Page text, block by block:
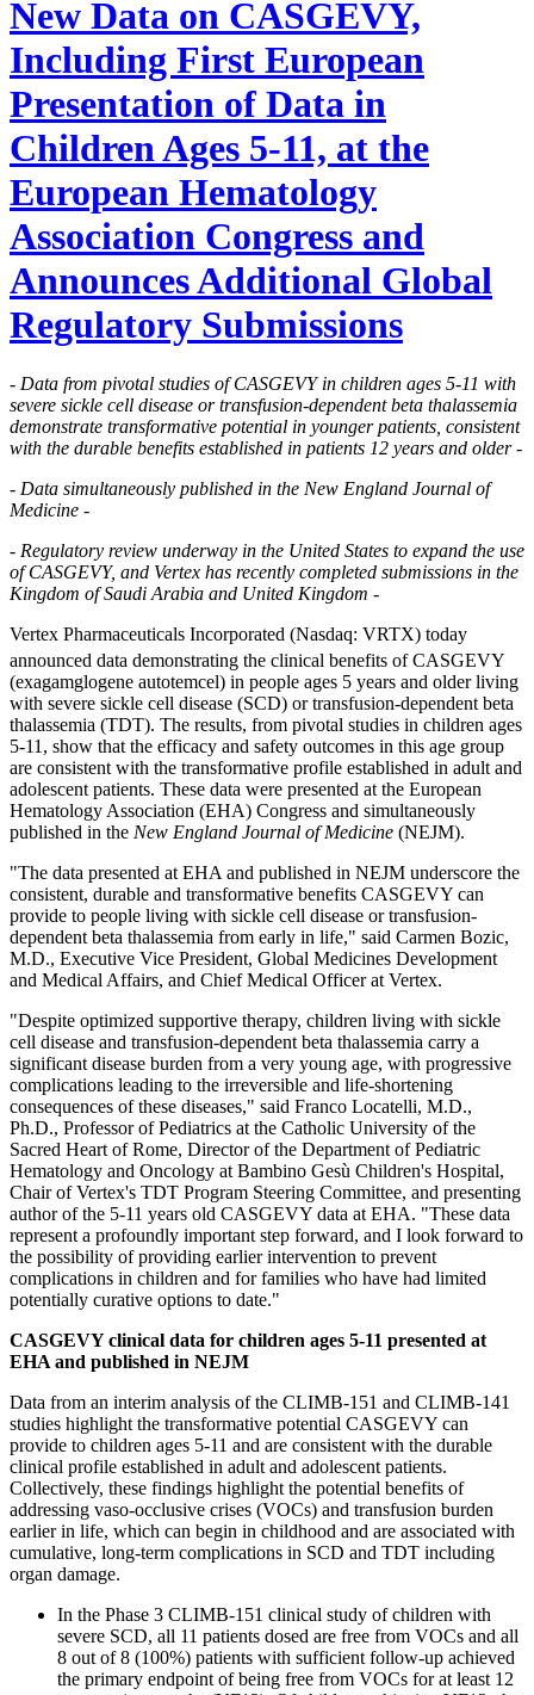
New Data on CASGEVY,
Including First European
Presentation of Data in
Children Ages 5-11, at the
European Hematology
Association Congress and
Announces Additional Global
Regulatory Submissions
- Data from pivotal studies of CASGEVY in children ages 5-11 with
severe sickle cell disease or transfusion-dependent beta thalassemia
demonstrate transformative potential in younger patients, consistent
with the durable benefits established in patients 12 years and older -
- Data simultaneously published in the New England Journal of
Medicine -
- Regulatory review underway in the United States to expand the use
of CASGEVY, and Vertex has recently completed submissions in the
Kingdom of Saudi Arabia and United Kingdom -
Vertex Pharmaceuticals Incorporated (Nasdaq: VRTX) today
announced data demonstrating the clinical benefits of CASGEVY
(exagamglogene autotemcel) in people ages 5 years and older living
with severe sickle cell disease (SCD) or transfusion-dependent beta
thalassemia (TDT). The results, from pivotal studies in children ages
5-11, show that the efficacy and safety outcomes in this age group
are consistent with the transformative profile established in adult and
adolescent patients. These data were presented at the European
Hematology Association (EHA) Congress and simultaneously
published in the New England Journal of Medicine (NEJM).
"The data presented at EHA and published in NEJM underscore the
consistent, durable and transformative benefits CASGEVY can
provide to people living with sickle cell disease or transfusion-
dependent beta thalassemia from early in life," said Carmen Bozic,
M.D., Executive Vice President, Global Medicines Development
and Medical Affairs, and Chief Medical Officer at Vertex.
"Despite optimized supportive therapy, children living with sickle
cell disease and transfusion-dependent beta thalassemia carry a
significant disease burden from a very young age, with progressive
complications leading to the irreversible and life-shortening
consequences of these diseases," said Franco Locatelli, M.D.,
Ph.D., Professor of Pediatrics at the Catholic University of the
Sacred Heart of Rome, Director of the Department of Pediatric
Hematology and Oncology at Bambino Gesù Children's Hospital,
Chair of Vertex's TDT Program Steering Committee, and presenting
author of the 5-11 years old CASGEVY data at EHA. "These data
represent a profoundly important step forward, and I look forward to
the possibility of providing earlier intervention to prevent
complications in children and for families who have had limited
potentially curative options to date."
CASGEVY clinical data for children ages 5-11 presented at
EHA and published in NEJM
Data from an interim analysis of the CLIMB-151 and CLIMB-141
studies highlight the transformative potential CASGEVY can
provide to children ages 5-11 and are consistent with the durable
clinical profile established in adult and adolescent patients.
Collectively, these findings highlight the potential benefits of
addressing vaso-occlusive crises (VOCs) and transfusion burden
earlier in life, which can begin in childhood and are associated with
cumulative, long-term complications in SCD and TDT including
organ damage.
In the Phase 3 CLIMB-151 clinical study of children with
severe SCD, all 11 patients dosed are free from VOCs and all
8 out of 8 (100%) patients with sufficient follow-up achieved
the primary endpoint of being free from VOCs for at least 12